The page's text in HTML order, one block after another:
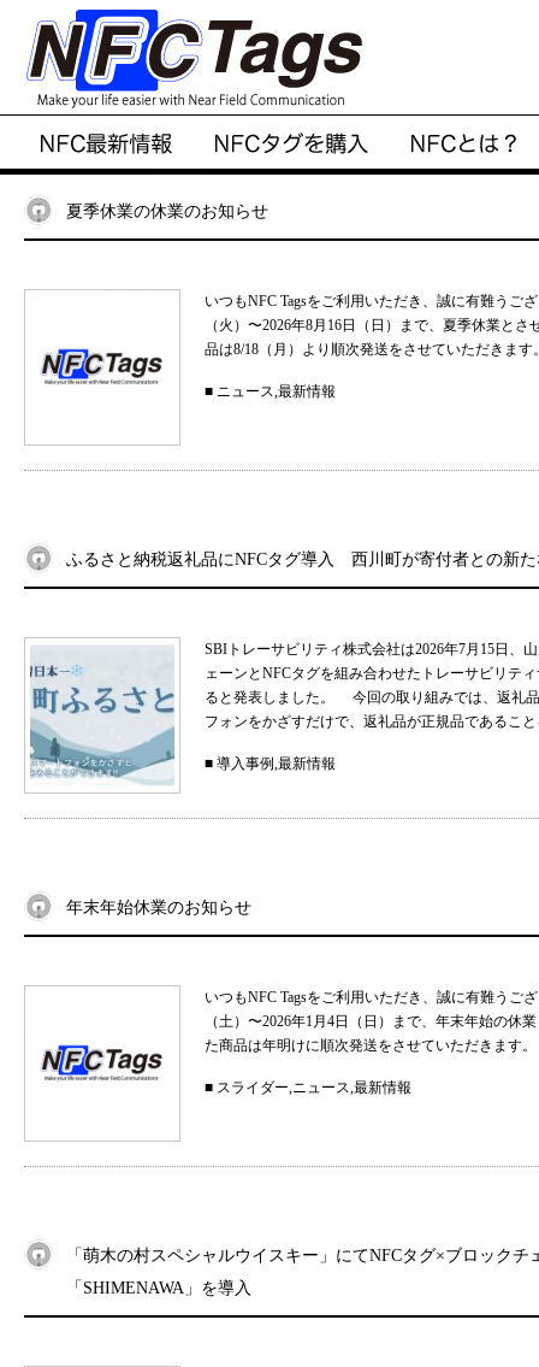
夏季休業の休業のお知らせ
いつもNFC Tagsをご利用いただき、誠に有難う
（火）〜2026年8月16日（日）まで、夏季休業と
品は8/18（月）より順次発送をさせていただきま
■ ニュース,最新情報
ふるさと納税返礼品にNFCタグ導入 西川町が寄付者との新
SBIトレーサビリティ株式会社は2026年7月15日、
ェーンとNFCタグを組み合わせたトレーサビリテ
ると発表しました。 今回の取り組みでは、返礼
フォンをかざすだけで、返礼品が正規品であるこ
■ 導入事例,最新情報
年末年始休業のお知らせ
いつもNFC Tagsをご利用いただき、誠に有難う
（土）〜2026年1月4日（日）まで、年末年始の
た商品は年明けに順次発送をさせていただきます
■ スライダー,ニュース,最新情報
「萌木の村スペシャルウイスキー」にてNFCタグ×ブロックチ
「SHIMENAWA」を導入